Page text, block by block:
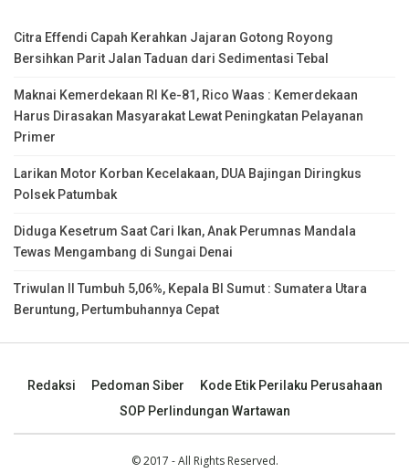
Citra Effendi Capah Kerahkan Jajaran Gotong Royong
Bersihkan Parit Jalan Taduan dari Sedimentasi Tebal
Maknai Kemerdekaan RI Ke-81, Rico Waas : Kemerdekaan
Harus Dirasakan Masyarakat Lewat Peningkatan Pelayanan
Primer
Larikan Motor Korban Kecelakaan, DUA Bajingan Diringkus
Polsek Patumbak
Diduga Kesetrum Saat Cari Ikan, Anak Perumnas Mandala
Tewas Mengambang di Sungai Denai
Triwulan II Tumbuh 5,06%, Kepala BI Sumut : Sumatera Utara
Beruntung, Pertumbuhannya Cepat
Redaksi Pedoman Siber
Kode Etik Perilaku Perusahaan
SOP Perlindungan Wartawan
© 2017 - All Rights Reserved.